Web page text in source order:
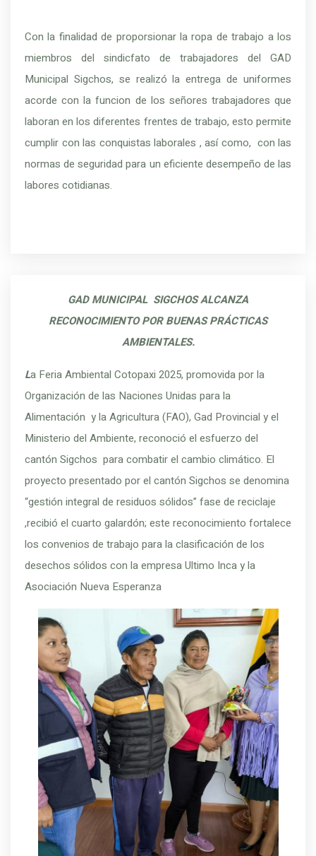
Con la finalidad de proporsionar la ropa de trabajo a los
miembros del sindicfato de trabajadores del GAD
Municipal Sigchos, se realizó la entrega de uniformes
acorde con la funcion de los señores trabajadores que
laboran en los diferentes frentes de trabajo, esto permite
cumplir con las conquistas laborales , así como, con las
normas de seguridad para un eficiente desempeño de las
labores cotidianas.
GAD MUNICIPAL SIGCHOS ALCANZA
RECONOCIMIENTO POR BUENAS PRÁCTICAS
AMBIENTALES.
La Feria Ambiental Cotopaxi 2025, promovida por la
Organización de las Naciones Unidas para la
Alimentación y la Agricultura (FAO), Gad Provincial y el
Ministerio del Ambiente, reconoció el esfuerzo del
cantón Sigchos para combatir el cambio climático. El
proyecto presentado por el cantón Sigchos se denomina
“gestión integral de residuos sólidos” fase de reciclaje
,recibió el cuarto galardón; este reconocimiento fortalece
los convenios de trabajo para la clasificación de los
desechos sólidos con la empresa Ultimo Inca y la
Asociación Nueva Esperanza